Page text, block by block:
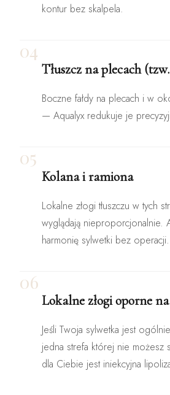
kontur bez skalpela.
04
Tłuszcz na plecach
Boczne fałdy na plecach i w
— Aqualyx redukuje je
05
Kolana i ramiona
Lokalne złogi tłuszczu w tych
wyglądają nieproporcjonalnie.
harmonię sylwetki bez operacji.
06
Lokalne złogi oporne
Jeśli Twoja sylwetka jest
jedna strefa której nie możesz
dla Ciebie jest iniekcyjna